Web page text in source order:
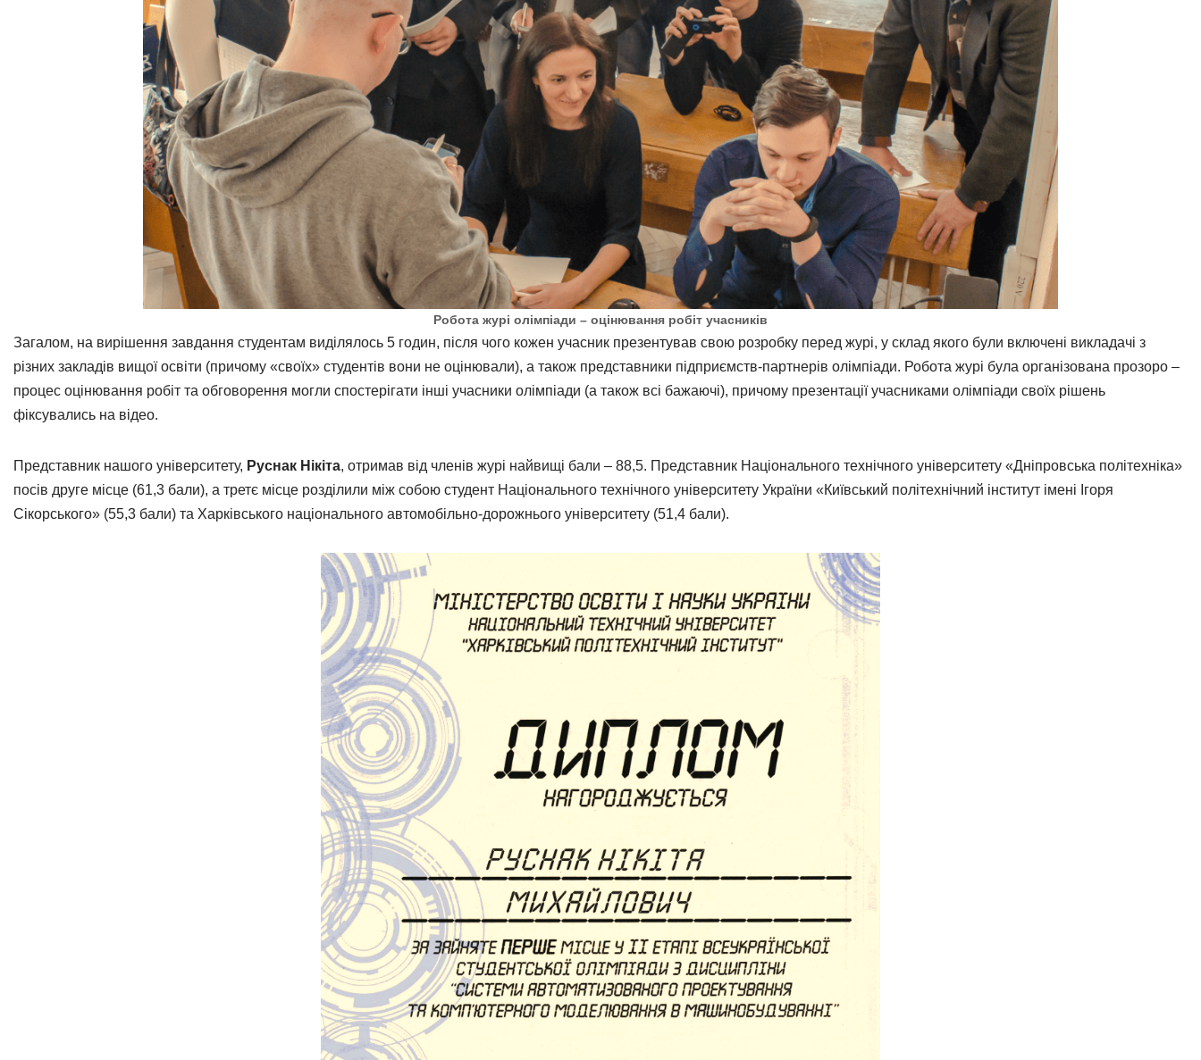
Робота журі олімпіади – оцінювання робіт учасників
Загалом, на вирішення завдання студентам виділялось 5 годин, після чого кожен учасник презентував свою розробку перед журі, у склад якого були включені викладачі з
різних закладів вищої освіти (причому «своїх» студентів вони не оцінювали), а також представники підприємств-партнерів олімпіади. Робота журі була організована прозоро –
процес оцінювання робіт та обговорення могли спостерігати інші учасники олімпіади (а також всі бажаючі), причому презентації учасниками олімпіади своїх рішень
фіксувались на відео.
Представник нашого університету, Руснак Нікіта, отримав від членів журі найвищі бали – 88,5. Представник Національного технічного університету «Дніпровська політехніка»
посів друге місце (61,3 бали), а третє місце розділили між собою студент Національного технічного університету України «Київський політехнічний інститут імені Ігоря
Сікорського» (55,3 бали) та Харківського національного автомобільно-дорожнього університету (51,4 бали).